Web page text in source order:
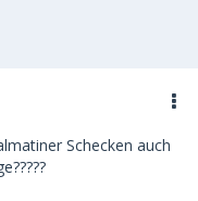
Schecken auch